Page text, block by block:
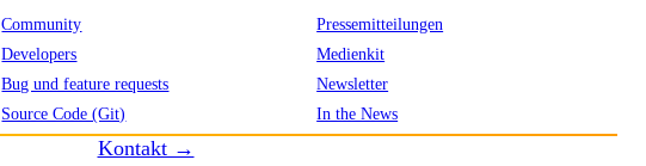
Community
Developers
Bug und feature requests
Source Code (Git)
Pressemitteilungen
Medienkit
Newsletter
In the News
Kontakt →